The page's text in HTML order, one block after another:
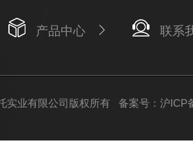
产品中心 联系
实业有限公司版权所有 备案号：沪ICP